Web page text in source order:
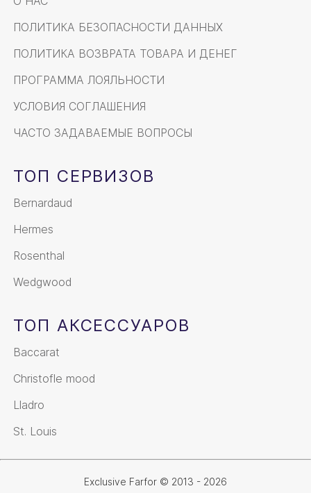
ПОЛИТИКА БЕЗОПАСНОСТИ ДАННЫХ
ПОЛИТИКА ВОЗВРАТА ТОВАРА И ДЕНЕГ
ПРОГРАММА ЛОЯЛЬНОСТИ
УСЛОВИЯ СОГЛАШЕНИЯ
ЧАСТО ЗАДАВАЕМЫЕ ВОПРОСЫ
ТОП СЕРВИЗОВ
Bernardaud
Hermes
Rosenthal
Wedgwood
ТОП АКСЕССУАРОВ
Baccarat
Christofle mood
Lladro
St. Louis
Exclusive Farfor © 2013 - 2026